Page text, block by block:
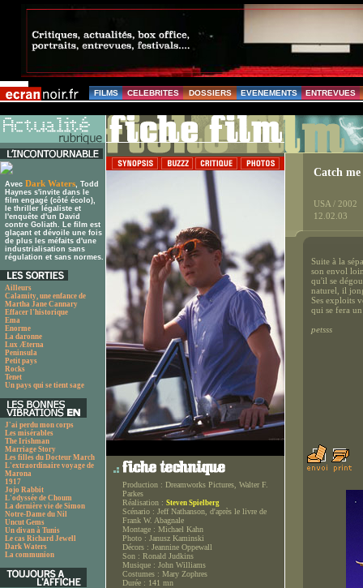
FILMS CELEBRITES DOSSIERS EVENEMENTS ENTREVUES
Avec Dark Waters, Todd
Haynes s'invite dans le
film engagé (côté écolo),
le thriller légaliste et
l'enquête d'un David
contre Goliath. Le film est
glaçant et dévoile une fois
de plus les méfaits d'une
industrialisation sans
régulation et sans normes.
Ailleurs
Calamity, une enfance de
Martha Jane Cannary
Effacer l'historique
Ema
Enorme
La daronne
Lux Æterna
Peninsula
Petit pays
Rocks
Tenet
Un pays qui se tient sage
J'ai perdu mon corps
Les misérables
The Irishman
Marriage Story
Les filles du Docteur March
L'extraordinaire voyage de
Marona
1917
Jojo Rabbit
L'odyssée de Choum
La dernière vie de Simon
Notre-Dame du Nil
Uncut Gems
Un divan à Tunis
Le cas Richard Jewell
Dark Waters
La communion
Production : Dreamworks Pictures, Walter F.
Parkes
Réalisation : Steven Spielberg
Scénario : Jeff Nathanson, d'après le livre de
Frank W. Abagnale
Montage : Michael Kahn
Photo : Janusz Kaminski
Décors : Jeannine Oppewall
Son : Ronald Judkins
Musique : John Williams
Costumes : Mary Zophres
Durée : 141 mn
Catch
USA / 2002
12.02.03
Suite à la
son envol
qu'il se
naturel, il
Ses exploits
qui se fera
petsss